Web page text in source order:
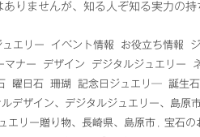
りませんが、知る人ぞ知る実力の持
エリー イベント情報 お役立ち情報
マナー デザイン デジタルジュエリー
曜日石 珊瑚 記念日ジュエリ― 誕生石
デザイン、デジタルジュエリー、島原
エリー贈り物、長崎県、島原市
宝石の